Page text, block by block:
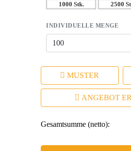
1000 Stk.
2500
INDIVIDUELLE MENGE
MUSTER
ANGEBOT
Gesamtsumme (netto):